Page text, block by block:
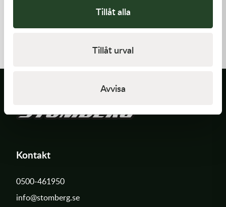
Tillåt alla
Tillåt urval
Avvisa
Namura Komp.Packningsats
Namura Komp.Packningsats
1 502,00
Kontakt
0500-461950
info@stomberg.se